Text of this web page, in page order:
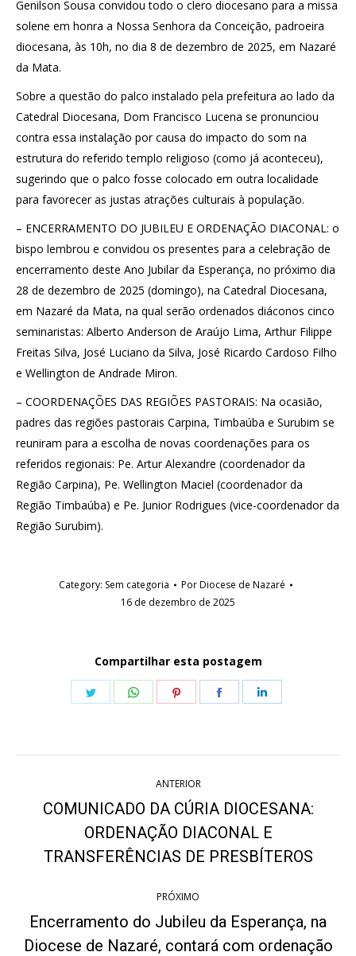
Genilson Sousa convidou todo o clero diocesano para a missa
solene em honra a Nossa Senhora da Conceição, padroeira
diocesana, às 10h, no dia 8 de dezembro de 2025, em Nazaré
da Mata.
Sobre a questão do palco instalado pela prefeitura ao lado da
Catedral Diocesana, Dom Francisco Lucena se pronunciou
contra essa instalação por causa do impacto do som na
estrutura do referido templo religioso (como já aconteceu),
sugerindo que o palco fosse colocado em outra localidade
para favorecer as justas atrações culturais à população.
– ENCERRAMENTO DO JUBILEU E ORDENAÇÃO DIACONAL: o
bispo lembrou e convidou os presentes para a celebração de
encerramento deste Ano Jubilar da Esperança, no próximo dia
28 de dezembro de 2025 (domingo), na Catedral Diocesana,
em Nazaré da Mata, na qual serão ordenados diáconos cinco
seminaristas: Alberto Anderson de Araújo Lima, Arthur Filippe
Freitas Silva, José Luciano da Silva, José Ricardo Cardoso Filho
e Wellington de Andrade Miron.
– COORDENAÇÕES DAS REGIÕES PASTORAIS: Na ocasião,
padres das regiões pastorais Carpina, Timbaúba e Surubim se
reuniram para a escolha de novas coordenações para os
referidos regionais: Pe. Artur Alexandre (coordenador da
Região Carpina), Pe. Wellington Maciel (coordenador da
Região Timbaúba) e Pe. Junior Rodrigues (vice-coordenador da
Região Surubim).
Category: Sem categoria PorDiocese de Nazaré
16 de dezembro de 2025
Compartilhar esta postagem
Share
Share
Share
Share
ANTERIOR
Post
anterior:
COMUNICADO DA CÚRIA DIOCESANA:
ORDENAÇÃO DIACONAL E
TRANSFERÊNCIAS DE PRESBÍTEROS
PRÓXIMO
Próximo
Encerramento do Jubileu da Esperança, na
Diocese de Nazaré, contará com ordenação